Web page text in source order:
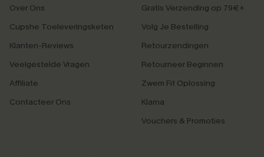
Over Ons
Cupshe Toeleveringsketen
Klanten-Reviews
Veelgestelde Vragen
Affiliate
Contacteer Ons
Gratis Verzending op 79€+
Volg Je Bestelling
Retourzendingen
Retourneer Beginnen
Zwem Fit Oplossing
Klarna
Vouchers & Promoties